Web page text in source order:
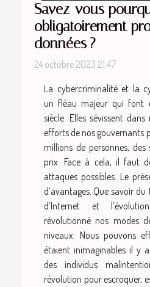
Savez-vous
obligatoirement
données ?
24 octobre 2023 21:47
La cybercriminalité et la
un fléau majeur qui font
siècle. Elles sévissent
efforts de nos gouvernants
millions de personnes,
prix. Face à cela, il faut
attaques possibles. Le
d’avantages. Que savoir du
d’Internet et
révolutionné nos modes
niveaux. Nous pouvons
étaient inimaginables il y
des individus
révolution pour escroquer,